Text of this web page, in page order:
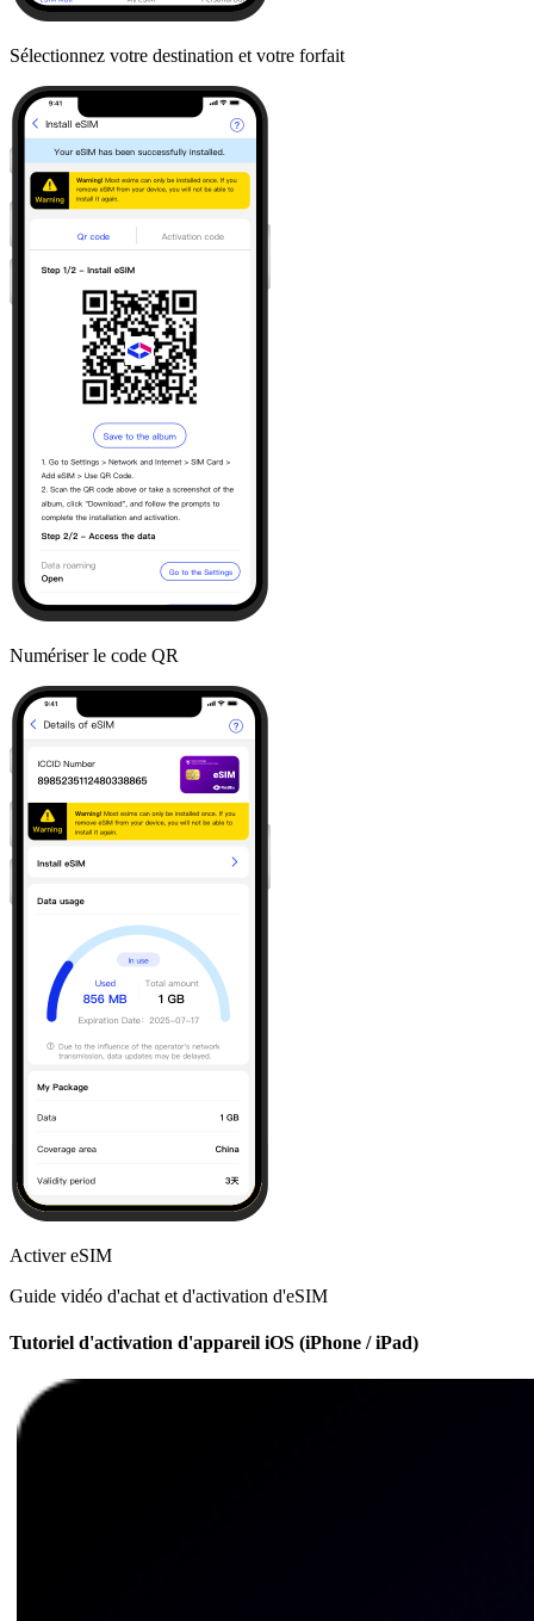
Sélectionnez votre destination et votre forfait
Numériser le code QR
Activer eSIM
Guide vidéo d'achat et d'activation d'eSIM
Tutoriel d'activation d'appareil iOS (iPhone / iPad)